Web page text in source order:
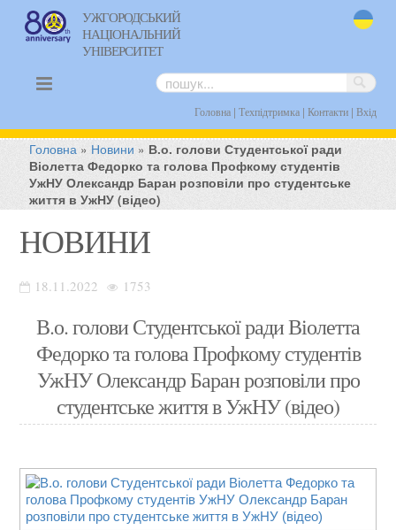
УЖГОРОДСЬКИЙ
НАЦІОНАЛЬНИЙ
УНІВЕРСИТЕТ
Головна| Техпідтримка| Контакти| Вхід
Головна » Новини » В.о. голови Студентської ради
Віолетта Федорко та голова Профкому студентів
УжНУ Олександр Баран розповіли про студентське
життя в УжНУ (відео)
НОВИНИ
18.11.2022 1753
В.о. голови Студентської ради Віолетта
Федорко та голова Профкому студентів
УжНУ Олександр Баран розповіли про
студентське життя в УжНУ (відео)